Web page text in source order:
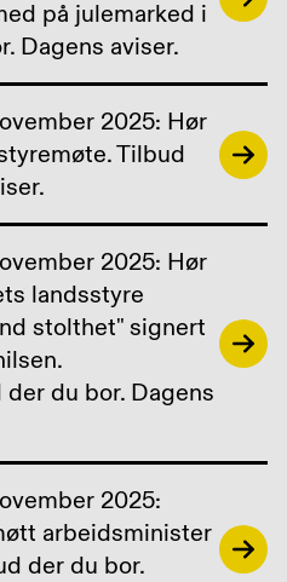
på julemarked i
Dagens aviser.
2025: Hør
Tilbud
2025: Hør
landsstyre
stolthet" signert
du bor. Dagens
2025:
arbeidsminister
der du bor.